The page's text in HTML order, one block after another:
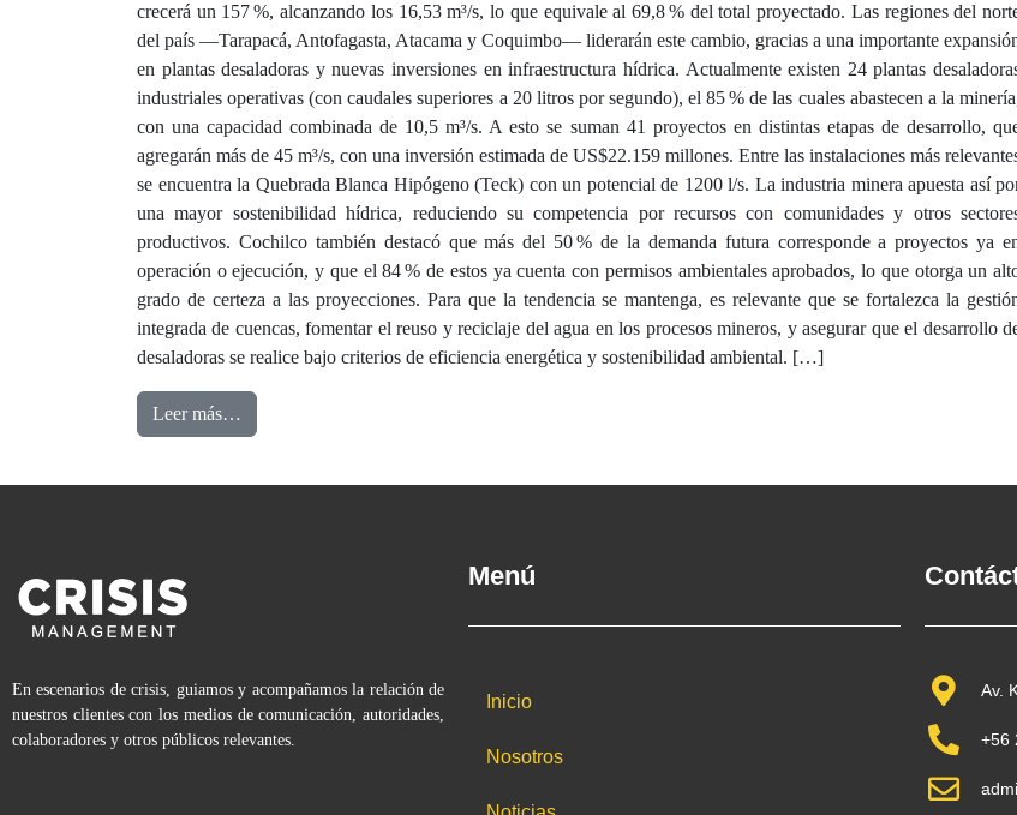
crecerá un 157 %, alcanzando los 16,53 m³/s, lo que equivale al 69,8 % del total proyectado. Las regiones del
del país —Tarapacá, Antofagasta, Atacama y Coquimbo— liderarán este cambio, gracias a una importante
en plantas desaladoras y nuevas inversiones en infraestructura hídrica. Actualmente existen 24 plantas
industriales operativas (con caudales superiores a 20 litros por segundo), el 85 % de las cuales abastecen a la
con una capacidad combinada de 10,5 m³/s. A esto se suman 41 proyectos en distintas etapas de desarrollo,
agregarán más de 45 m³/s, con una inversión estimada de US$22.159 millones. Entre las instalaciones más
se encuentra la Quebrada Blanca Hipógeno (Teck) con un potencial de 1200 l/s. La industria minera apuesta así
una mayor sostenibilidad hídrica, reduciendo su competencia por recursos con comunidades y otros
productivos. Cochilco también destacó que más del 50 % de la demanda futura corresponde a proyectos ya
operación o ejecución, y que el 84 % de estos ya cuenta con permisos ambientales aprobados, lo que otorga un
grado de certeza a las proyecciones. Para que la tendencia se mantenga, es relevante que se fortalezca la
integrada de cuencas, fomentar el reuso y reciclaje del agua en los procesos mineros, y asegurar que el desarrollo
desaladoras se realice bajo criterios de eficiencia energética y sostenibilidad ambiental. […]
Leer más…
En escenarios de crisis, guiamos y acompañamos la relación de
nuestros clientes con los medios de comunicación, autoridades,
colaboradores y otros públicos relevantes.
Menú
Inicio
Nosotros
Av.
+56